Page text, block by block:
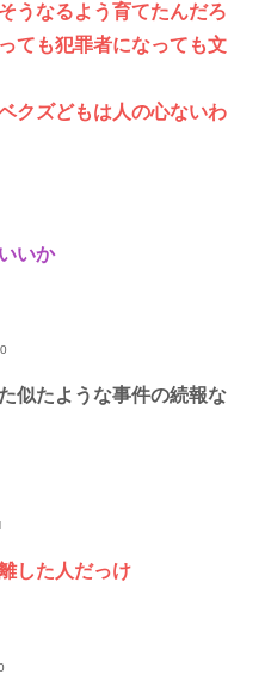
うなるよう育てたんだろ
ても犯罪者になっても文
クズどもは人の心ないわ
いか
似たような事件の続報な
した人だっけ